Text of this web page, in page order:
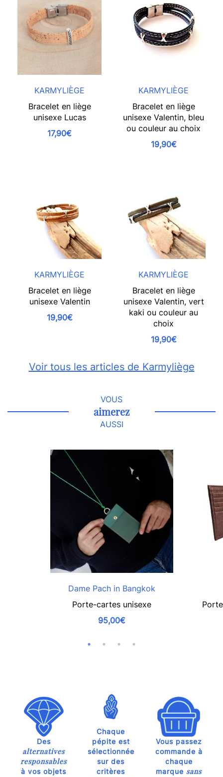
KARMYLIÈGE
Bracelet en liège
unisexe Lucas
17,90€
KARMYLIÈGE
Bracelet en liège
unisexe Valentin, bleu
ou couleur au choix
19,90€
KARMYLIÈGE
Bracelet en liège
unisexe Valentin
19,90€
KARMYLIÈGE
Bracelet en liège
unisexe Valentin, vert
kaki ou couleur au
choix
19,90€
Voir tous les articles de Karmyliège
VOUS
aimerez
AUSSI
Dame Pach in Bangkok
Porte-cartes unisexe
95,00€
Des
alternatives
responsables
à vos objets
Chaque
pépite est
sélectionnée
sur des
critères
Vous passez
commande à
chaque
marque sans